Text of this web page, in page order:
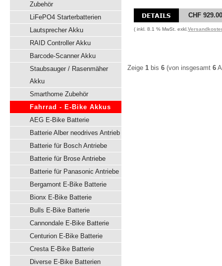
Zubehör
LiFePO4 Starterbatterien
Lautsprecher Akku
RAID Controller Akku
Barcode-Scanner Akku
Staubsauger / Rasenmäher
Akku
Smarthome Zubehör
Fahrrad - E-Bike Akkus
AEG E-Bike Batterie
Batterie Alber neodrives Antrieb
Batterie für Bosch Antriebe
Batterie für Brose Antriebe
Batterie für Panasonic Antriebe
Bergamont E-Bike Batterie
Bionx E-Bike Batterie
Bulls E-Bike Batterie
Cannondale E-Bike Batterie
Centurion E-Bike Batterie
Cresta E-Bike Batterie
Diverse E-Bike Batterien
CHF 929.00
( inkl. 8.1 % MwSt. exkl.
Zeige 1 bis 6 (von insgesamt 6